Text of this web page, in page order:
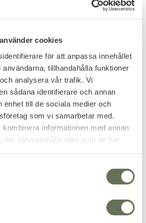
cookies
för att anpassa innehållet
tillhandahålla funktioner
analysera vår trafik. Vi
sådana identifierare och annan
enhet till de sociala medier och
som vi samarbetar med.
informationen med annan
har tillhandahållit eller som de har
uthållighet som yoga och löpning,
och bekväm för att slappa
på vänster och höger lår Förvarar
pengar och mobiltelefon
rör sig med dig
är utformat för att ge fukt bort från
dig sval och torr
passformskonturer till kroppen
10 Spandex